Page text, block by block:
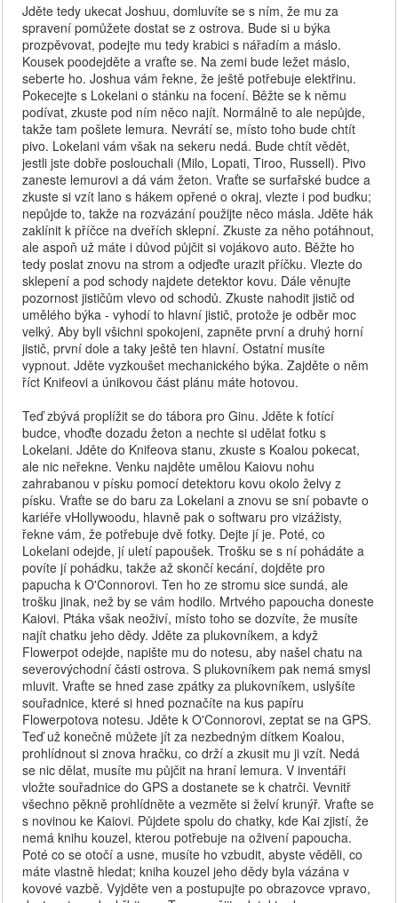
Jděte tedy ukecat Joshuu, domluvíte se s ním, že mu za
spravení pomůžete dostat se z ostrova. Bude si u býka
prozpěvovat, podejte mu tedy krabici s nářadím a máslo.
Kousek poodejděte a vraťte se. Na zemi bude ležet máslo,
seberte ho. Joshua vám řekne, že ještě potřebuje elektřinu.
Pokecejte s Lokelani o stánku na focení. Běžte se k němu
podívat, zkuste pod ním něco najít. Normálně to ale nepůjde,
takže tam pošlete lemura. Nevrátí se, místo toho bude chtít
pivo. Lokelani vám však na sekeru nedá. Bude chtít vědět,
jestli jste dobře poslouchali (Milo, Lopati, Tiroo, Russell). Pivo
zaneste lemurovi a dá vám žeton. Vraťte se surfařské budce a
zkuste si vzít lano s hákem opřené o okraj, vlezte i pod budku;
nepůjde to, takže na rozvázání použijte něco másla. Jděte hák
zaklínit k příčce na dveřích sklepní. Zkuste za něho potáhnout,
ale aspoň už máte i důvod půjčit si vojákovo auto. Běžte ho
tedy poslat znovu na strom a odjeďte urazit příčku. Vlezte do
sklepení a pod schody najdete detektor kovu. Dále věnujte
pozornost jističům vlevo od schodů. Zkuste nahodit jistič od
umělého býka - vyhodí to hlavní jistič, protože je odběr moc
velký. Aby byli všichni spokojeni, zapněte první a druhý horní
jistič, první dole a taky ještě ten hlavní. Ostatní musíte
vypnout. Jděte vyzkoušet mechanického býka. Zajděte o něm
říct Knifeovi a únikovou část plánu máte hotovou.
Teď zbývá proplížit se do tábora pro Ginu. Jděte k fotící
budce, vhoďte dozadu žeton a nechte si udělat fotku s
Lokelani. Jděte do Knifeova stanu, zkuste s Koalou pokecat,
ale nic neřekne. Venku najděte umělou Kaiovu nohu
zahrabanou v písku pomocí detektoru kovu okolo želvy z
písku. Vraťte se do baru za Lokelani a znovu se sní pobavte o
kariéře vHollywoodu, hlavně pak o softwaru pro vizážisty,
řekne vám, že potřebuje dvě fotky. Dejte jí je. Poté, co
Lokelani odejde, jí uletí papoušek. Trošku se s ní pohádáte a
povíte jí pohádku, takže až skončí kecání, dojděte pro
papucha k O'Connorovi. Ten ho ze stromu sice sundá, ale
trošku jinak, než by se vám hodilo. Mrtvého papoucha doneste
Kaiovi. Ptáka však neoživí, místo toho se dozvíte, že musíte
najít chatku jeho dědy. Jděte za plukovníkem, a když
Flowerpot odejde, napište mu do notesu, aby našel chatu na
severovýchodní části ostrova. S plukovníkem pak nemá smysl
mluvit. Vraťte se hned zase zpátky za plukovníkem, uslyšíte
souřadnice, které si hned poznačíte na kus papíru
Flowerpotova notesu. Jděte k O'Connorovi, zeptat se na GPS.
Teď už konečně můžete jít za nezbedným dítkem Koalou,
prohlídnout si znova hračku, co drží a zkusit mu ji vzít. Nedá
se nic dělat, musíte mu půjčit na hraní lemura. V inventáři
vložte souřadnice do GPS a dostanete se k chatrči. Vevnitř
všechno pěkně prohlídněte a vezměte si želví krunýř. Vraťte se
s novinou ke Kaiovi. Půjdete spolu do chatky, kde Kai zjistí, že
nemá knihu kouzel, kterou potřebuje na oživení papoucha.
Poté co se otočí a usne, musíte ho vzbudit, abyste věděli, co
máte vlastně hledat; kniha kouzel jeho dědy byla vázána v
kovové vazbě. Vyjděte ven a postupujte po obrazovce vpravo,